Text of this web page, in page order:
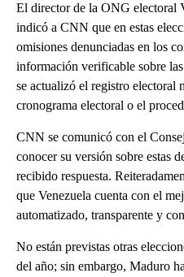
El director de la ONG electoral
indicó a CNN que en estas
omisiones denunciadas en los
información verificable sobre
se actualizó el registro electoral
cronograma electoral o el
CNN se comunicó con el
conocer su versión sobre estas
recibido respuesta.
que Venezuela cuenta con el
automatizado, transparente y
No están previstas otras
del año; sin embargo, Maduro